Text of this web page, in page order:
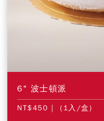
6" 波士頓派
NT$450 | (1入/盒)